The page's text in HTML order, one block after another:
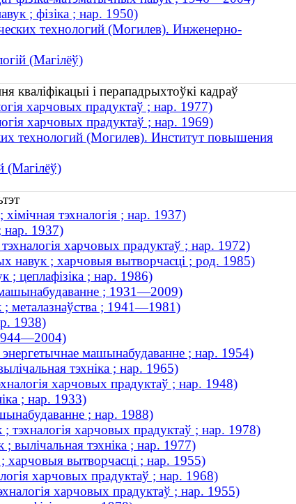
; фізіка ; нар. 1950)
технологий (Могилев). Инженерно-
(Магілёў)
кваліфікацыі і перападрыхтоўкі кадраў
харчовых прадуктаў ; нар. 1977)
харчовых прадуктаў ; нар. 1969)
технологий (Могилев). Институт повышения
(Магілёў)
тэхналогія ; нар. 1937)
нар. 1937)
харчовых прадуктаў ; нар. 1972)
навук ; харчовыя вытворчасці ; род. 1985)
; цеплафізіка ; нар. 1986)
машынабудаванне ; 1931—2009)
; металазнаўства ; 1941—1981)
1938)
машынабудаванне ; нар. 1954)
тэхніка ; нар. 1965)
харчовых прадуктаў ; нар. 1948)
; нар. 1933)
; нар. 1988)
харчовых прадуктаў ; нар. 1978)
вылічальная тэхніка ; нар. 1977)
харчовыя вытворчасці ; нар. 1955)
харчовых прадуктаў ; нар. 1968)
харчовых прадуктаў ; нар. 1955)